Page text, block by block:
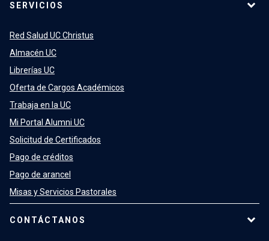
SERVICIOS
Red Salud UC Christus
Almacén UC
Librerías UC
Oferta de Cargos Académicos
Trabaja en la UC
Mi Portal Alumni UC
Solicitud de Certificados
Pago de créditos
Pago de arancel
Misas y Servicios Pastorales
CONTÁCTANOS